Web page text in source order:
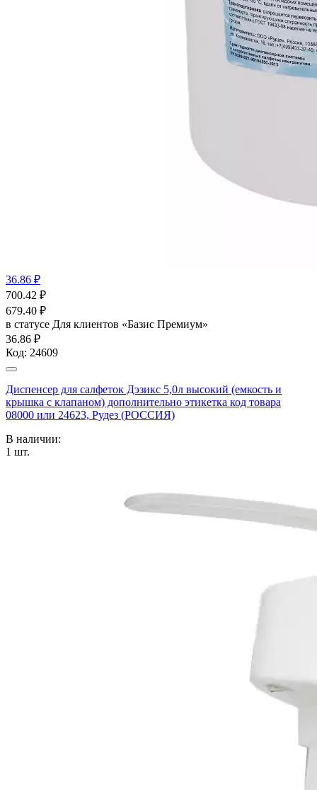
36.86 ₽
700.42 ₽
679.40 ₽
в статусе Для клиентов «Базис Премиум»
36.86 ₽
Код: 24609
Диспенсер для салфеток Дэзикс 5,0л высокий (емкость и
крышка с клапаном) дополнительно этикетка код товара
08000 или 24623, Рудез (РОССИЯ)
В наличии:
1 шт.